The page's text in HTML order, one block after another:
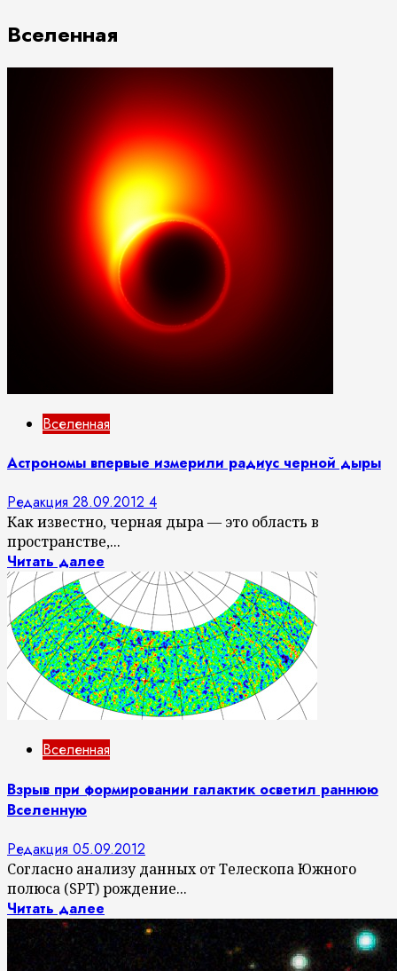
Вселенная
Вселенная
Астрономы впервые измерили радиус черной дыры
Редакция 28.09.2012 4
Как известно, черная дыра — это область в
пространстве,...
Читать далее
Вселенная
Взрыв при формировании галактик осветил раннюю
Вселенную
Редакция 05.09.2012
Согласно анализу данных от Телескопа Южного
полюса (SPT) рождение...
Читать далее